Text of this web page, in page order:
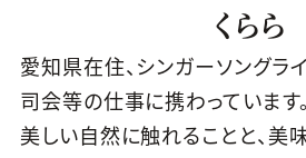
くらら
愛知県在住、シンガーソングラ
司会等の仕事に携わっています
美しい自然に触れることと、美